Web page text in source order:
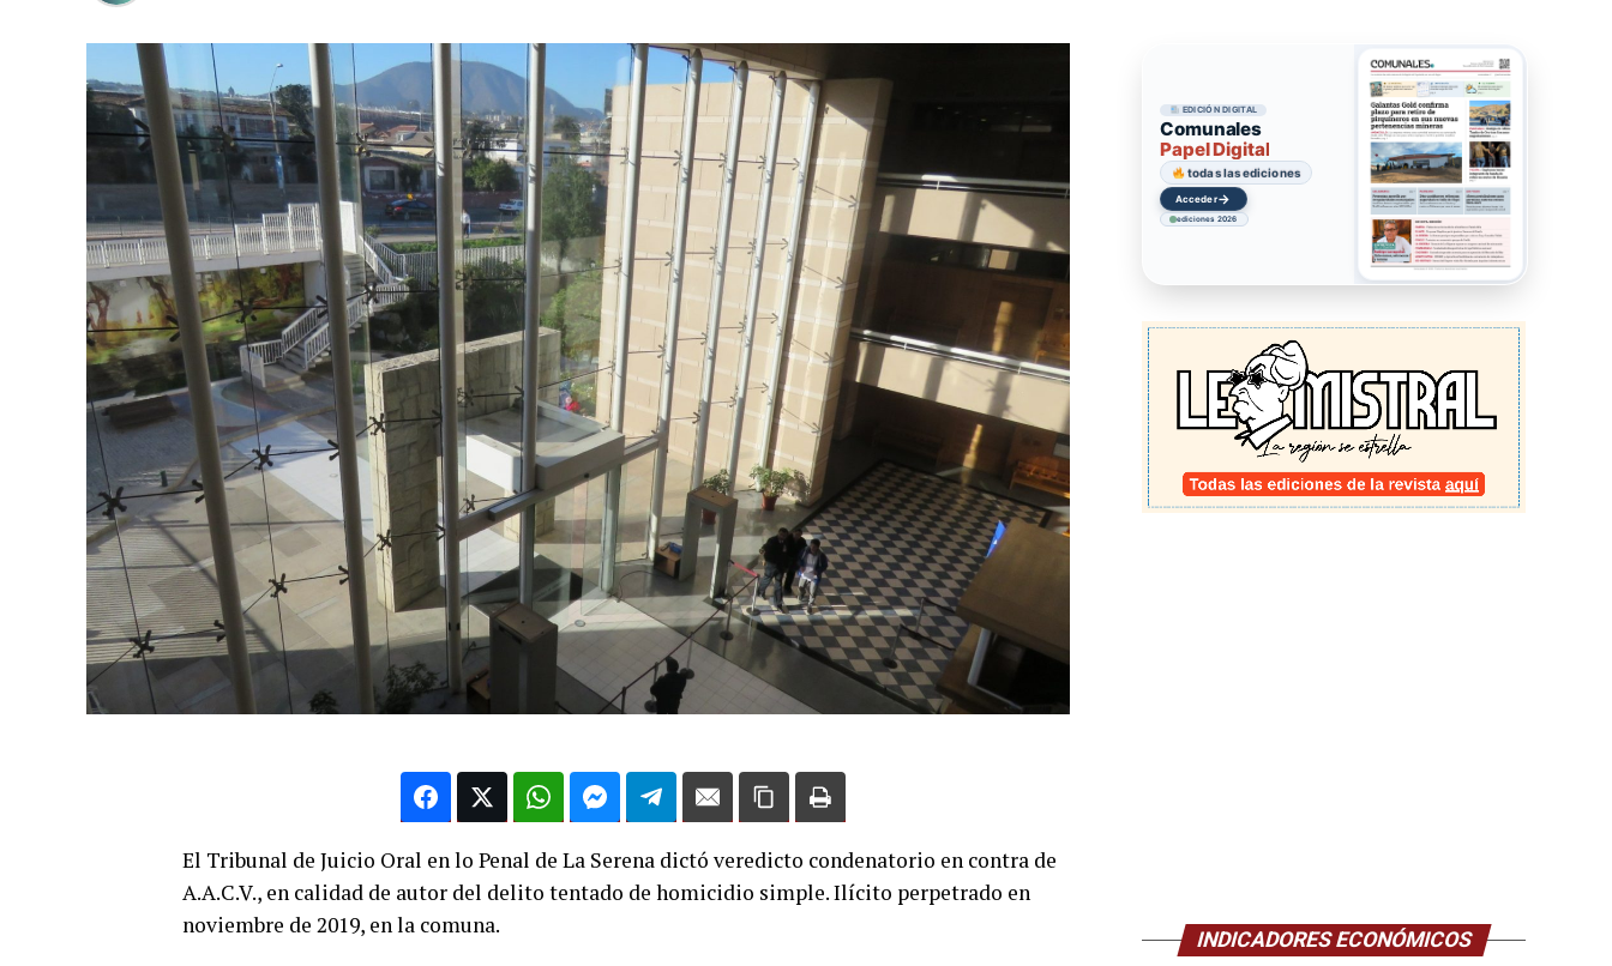
El Tribunal de Juicio Oral en lo Penal de La Serena dictó veredicto condenatorio en contra de
A.A.C.V., en calidad de autor del delito tentado de homicidio simple. Ilícito perpetrado en
noviembre de 2019, en la comuna.
EDICIÓN DIGITAL
Comunales
Papel Digital
todas las ediciones
Acceder→
ediciones 2026
INDICADORES ECONÓMICOS